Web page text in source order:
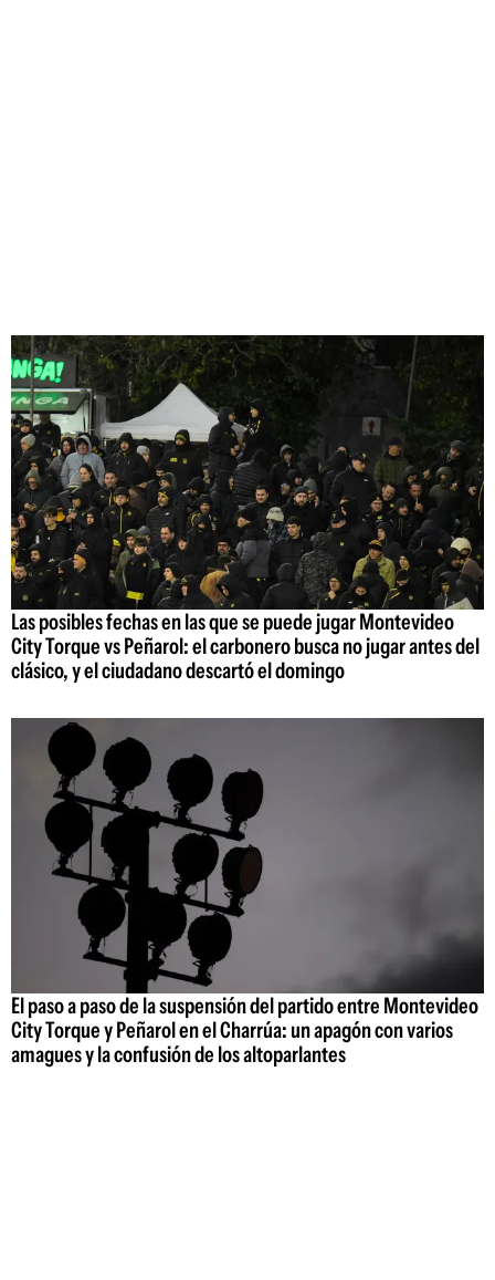
Las posibles fechas en las que se puede jugar Montevideo
City Torque vs Peñarol: el carbonero busca no jugar antes del
clásico, y el ciudadano descartó el domingo
El paso a paso de la suspensión del partido entre Montevideo
City Torque y Peñarol en el Charrúa: un apagón con varios
amagues y la confusión de los altoparlantes